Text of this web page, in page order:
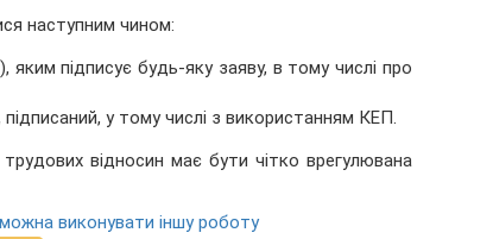
наступним чином:
яким підписує будь-яку заяву, в тому числі про
у тому числі з використанням КЕП.
відносин має бути чітко врегулювана
виконувати іншу роботу